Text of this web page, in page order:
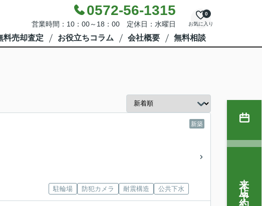
0572-56-1315
営業時間：10：00～18：00 定休日：水曜日 お気に入り
0
料売却査定 お役立ちコラム 会社概要 無料相談
新築
駐輪場 防犯カメラ 耐震構造 公共下水 来店予約